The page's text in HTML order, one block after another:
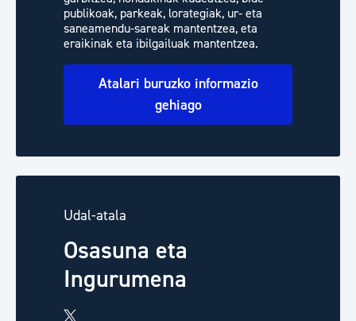
publikoak, parkeak, lorategiak, ur- eta
saneamendu-sareak mantentzea, eta
eraikinak eta ibilgailuak mantentzea.
Atalari buruzko informazio
gehiago
Udal-atala
Osasuna eta
Ingurumena